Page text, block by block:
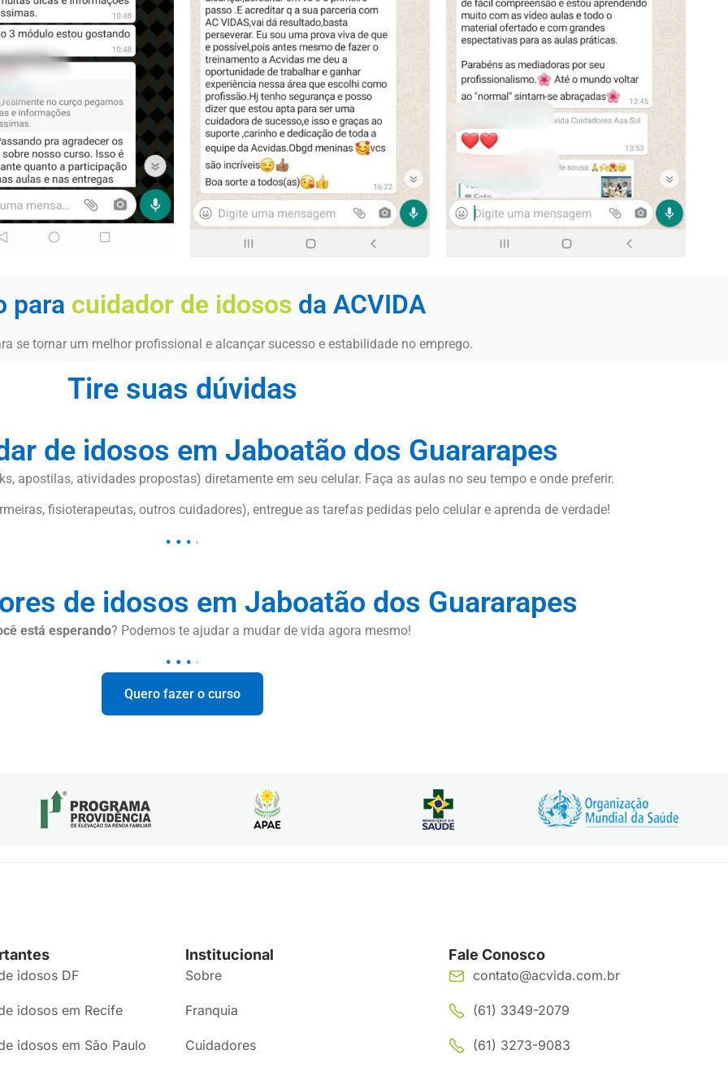
para cuidador de idosos da ACVIDA
se tornar um melhor profissional e alcançar sucesso e estabilidade no emprego.
Tire suas dúvidas
de idosos em Jaboatão dos Guararapes
apostilas, atividades propostas) diretamente em seu celular. Faça as aulas no seu tempo e onde preferir.
fisioterapeutas, outros cuidadores), entregue as tarefas pedidas pelo celular e aprenda de verdade!
de idosos em Jaboatão dos Guararapes
está esperando? Podemos te ajudar a mudar de vida agora mesmo!
Quero fazer o curso
idosos DF
idosos em Recife
idosos em São Paulo
Institucional
Sobre
Franquia
Cuidadores
Fale Conosco
contato@acvida.com.br
(61) 3349-2079
(61) 3273-9083